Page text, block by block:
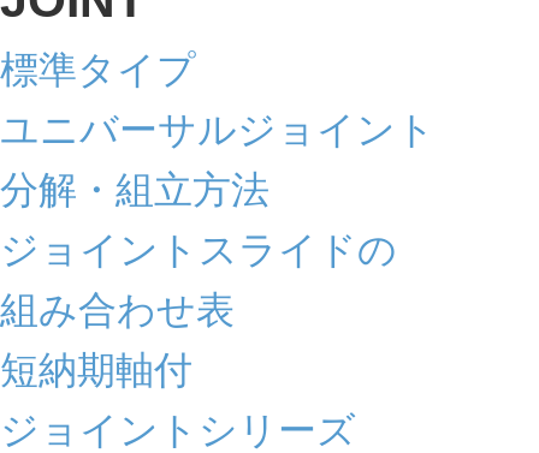
標準タイプ
ユニバーサルジョイント
分解・組立方法
ジョイントスライドの
組み合わせ表
短納期軸付
ジョイントシリーズ